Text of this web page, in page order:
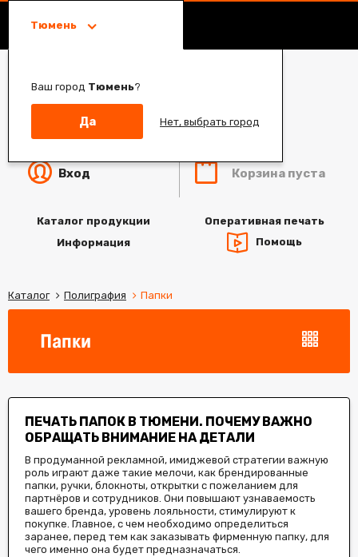
Тюмень
Ваш город Тюмень?
Да Нет, выбрать город
Корзина пуста
Вход
Каталог продукции
Оперативная печать
Информация
Помощь
Каталог Полиграфия Папки
Папки
ПЕЧАТЬ ПАПОК В ТЮМЕНИ. ПОЧЕМУ ВАЖНО
ОБРАЩАТЬ ВНИМАНИЕ НА ДЕТАЛИ
В продуманной рекламной, имиджевой стратегии важную
роль играют даже такие мелочи, как брендированные
папки, ручки, блокноты, открытки с пожеланием для
партнёров и сотрудников. Они повышают узнаваемость
вашего бренда, уровень лояльности, стимулируют к
покупке. Главное, с чем необходимо определиться
заранее, перед тем как заказывать фирменную папку, для
чего именно она будет предназначаться.